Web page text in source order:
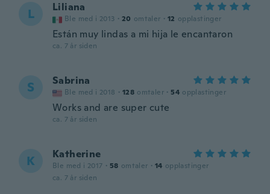
L Liliana
Ble med i 2013 · 20 omtaler · 12 opplastinger
Están muy lindas a mi hija le encantaron
ca. 7 år siden
S Sabrina
Ble med i 2018 · 128 omtaler · 54 opplastinger
Works and are super cute
ca. 7 år siden
K Katherine
Ble med i 2017 · 58 omtaler · 14 opplastinger
ca. 7 år siden